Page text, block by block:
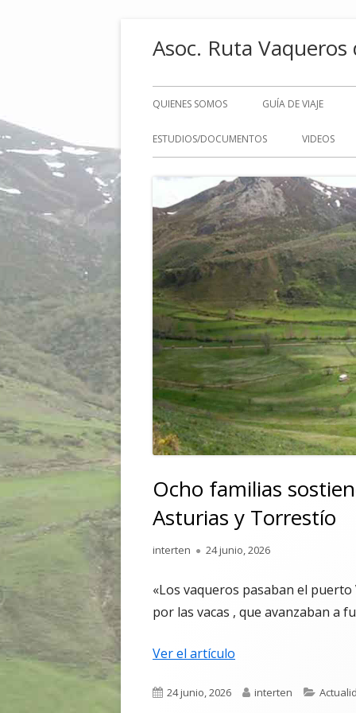
Asoc. Ruta
Menú
principal
QUIENES SOMOS GUÍA DE VIAJE
ESTUDIOS/DOCUMENTOS VIDEOS
Ocho familias
Asturias y Torrestío
Autor
interten
Publicado
24 junio, 2026
«Los vaqueros pasaban el
por las vacas , que avanzaban a
Ver el artículo
Publicado
24 junio, 2026 Autor
interten